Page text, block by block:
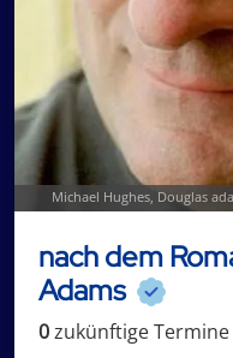
Michael Hughes, Douglas
nach dem
Adams
0zukünftigeTermine